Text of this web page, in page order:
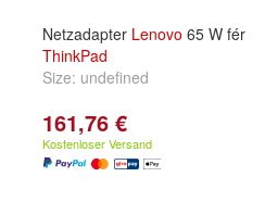
Netzadapter Lenovo 65 W fér
ThinkPad
Size: undefined
161,76 €
Kostenloser Versand